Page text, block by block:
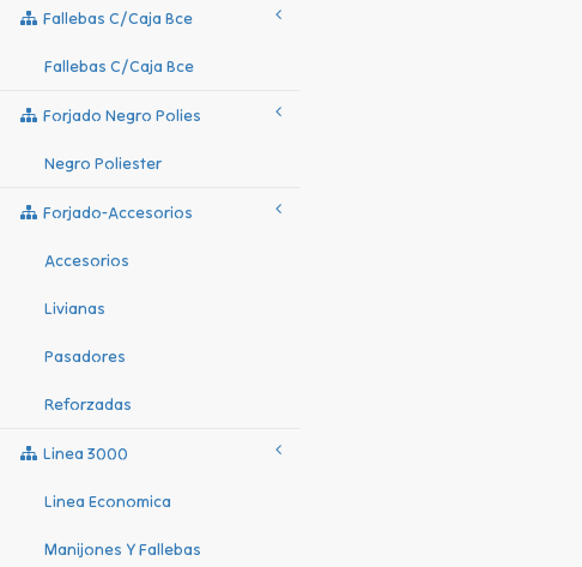
Fallebas C/caja Bce
Fallebas C/caja Bce
Forjado Negro Polies
Negro Poliester
Forjado-Accesorios
Accesorios
Livianas
Pasadores
Reforzadas
Linea 3000
Linea Economica
Manijones Y Fallebas